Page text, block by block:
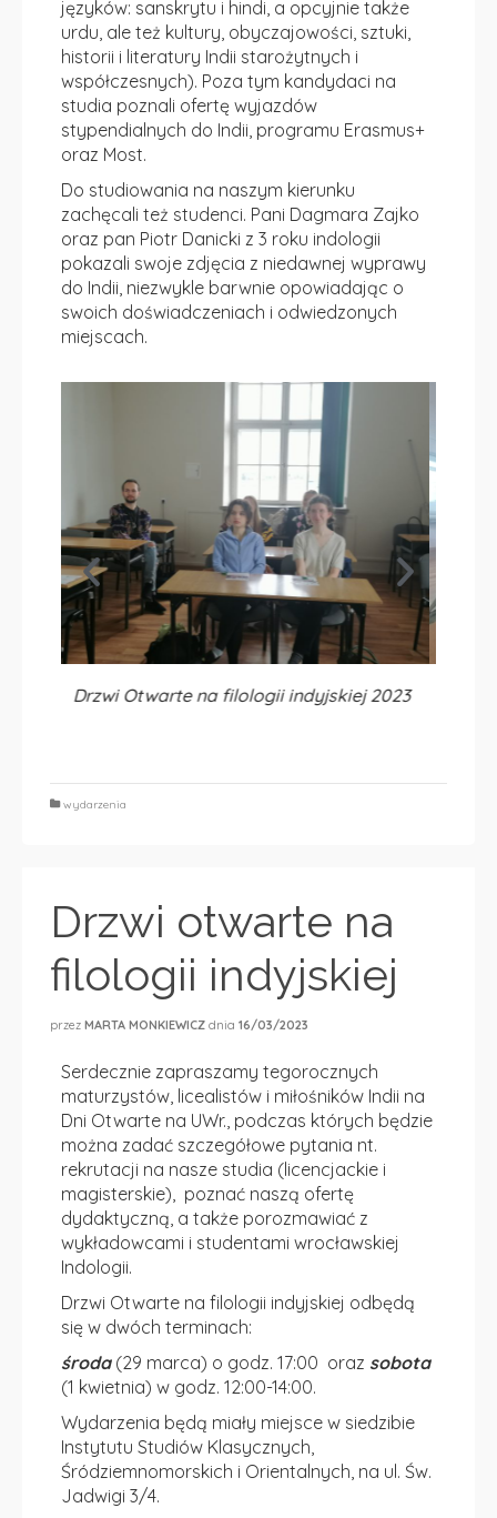
języków: sanskrytu i hindi, a opcyjnie także
urdu, ale też kultury, obyczajowości, sztuki,
historii i literatury Indii starożytnych i
współczesnych). Poza tym kandydaci na
studia poznali ofertę wyjazdów
stypendialnych do Indii, programu Erasmus+
oraz Most.
Do studiowania na naszym kierunku
zachęcali też studenci. Pani Dagmara Zajko
oraz pan Piotr Danicki z 3 roku indologii
pokazali swoje zdjęcia z niedawnej wyprawy
do Indii, niezwykle barwnie opowiadając o
swoich doświadczeniach i odwiedzonych
miejscach.
Drzwi Otwarte na filologii indyjskiej 2023
wydarzenia
Drzwi otwarte na
filologii indyjskiej
przez MARTA MONKIEWICZ dnia 16/03/2023
Serdecznie zapraszamy tegorocznych
maturzystów, licealistów i miłośników Indii na
Dni Otwarte na UWr., podczas których będzie
można zadać szczegółowe pytania nt.
rekrutacji na nasze studia (licencjackie i
magisterskie), poznać naszą ofertę
dydaktyczną, a także porozmawiać z
wykładowcami i studentami wrocławskiej
Indologii.
Drzwi Otwarte na filologii indyjskiej odbędą
się w dwóch terminach:
środa (29 marca) o godz. 17:00 oraz sobota
(1 kwietnia) w godz. 12:00-14:00.
Wydarzenia będą miały miejsce w siedzibie
Instytutu Studiów Klasycznych,
Śródziemnomorskich i Orientalnych, na ul. Św.
Jadwigi 3/4.